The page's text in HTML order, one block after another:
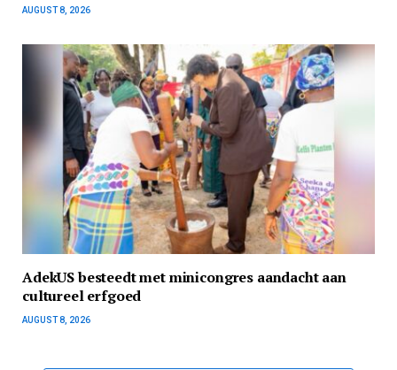
AUGUST 8, 2026
AdekUS besteedt met minicongres aandacht aan
cultureel erfgoed
AUGUST 8, 2026